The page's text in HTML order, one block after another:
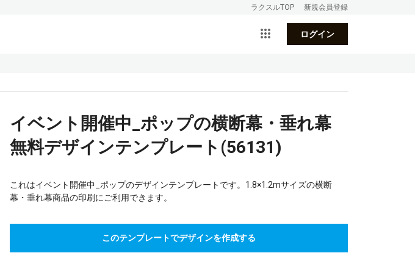
ラクスルTOP 新規会員登録
ログイン
イベント開催中_ポップの横断幕・垂れ幕
無料デザインテンプレート(56131)
これはイベント開催中_ポップのデザインテンプレートです。1.8×1.2mサイズの横断
幕・垂れ幕商品の印刷にご利用できます。
このテンプレートでデザインを作成する